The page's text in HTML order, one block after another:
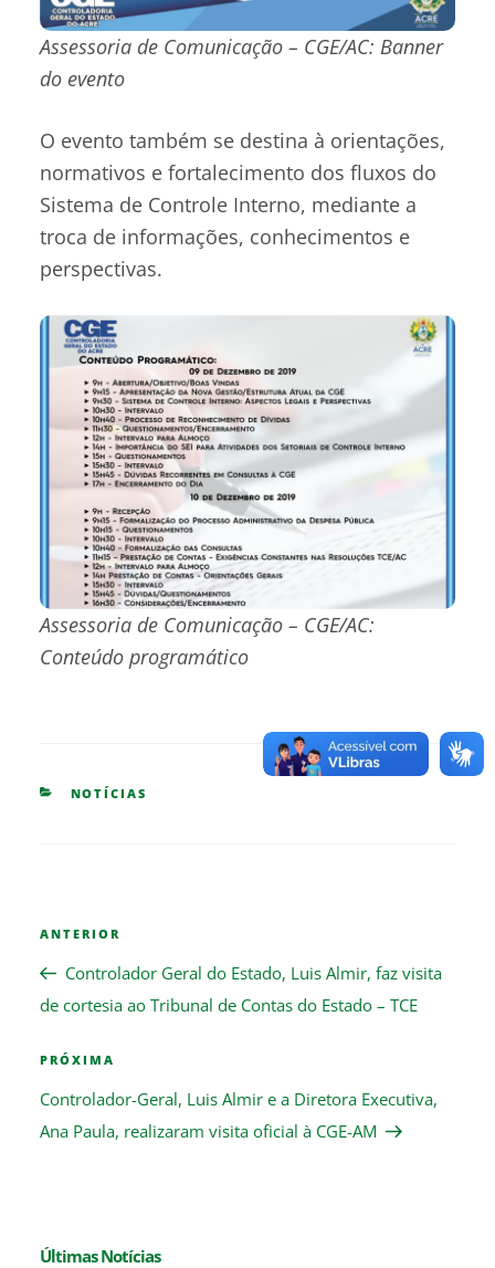
Assessoria de Comunicação – CGE/AC: Banner
do evento
O evento também se destina à orientações,
normativos e fortalecimento dos fluxos do
Sistema de Controle Interno, mediante a
troca de informações, conhecimentos e
perspectivas.
Assessoria de Comunicação – CGE/AC:
Conteúdo programático
CATEGORIES
NOTÍCIAS
de
Post
Previous
Post
ANTERIOR
Controlador Geral do Estado, Luis Almir, faz visita
de cortesia ao Tribunal de Contas do Estado – TCE
Next
Post
PRÓXIMA
Controlador-Geral, Luis Almir e a Diretora Executiva,
Ana Paula, realizaram visita oficial à CGE-AM
Últimas Notícias